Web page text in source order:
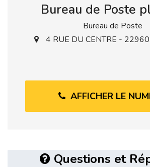
Bureau de Poste
Bureau de Poste
4 RUE DU CENTRE -
AFFICHER LE
Questions et